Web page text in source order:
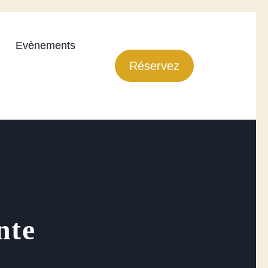
Evènements
Réservez